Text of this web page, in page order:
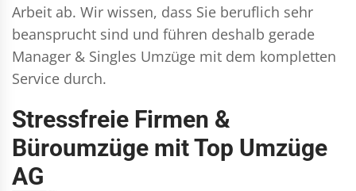
Arbeit ab. Wir wissen, dass Sie beruflich sehr
beansprucht sind und führen deshalb gerade
Manager & Singles Umzüge mit dem kompletten
Service durch.
Stressfreie Firmen &
Büroumzüge mit Top Umzüge
AG